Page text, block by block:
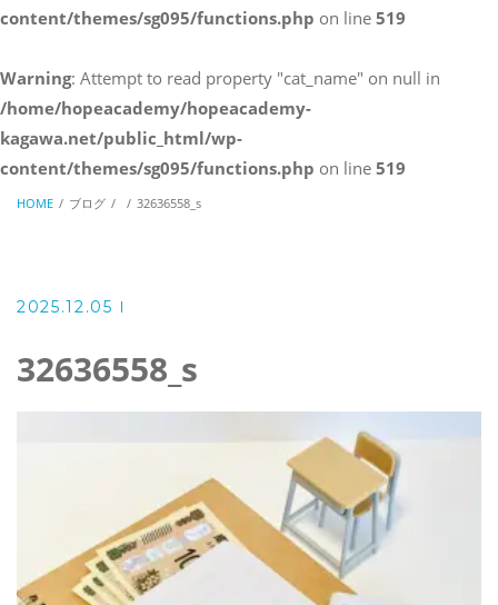
content/themes/sg095/functions.php on line 519
Warning: Attempt to read property "cat_name" on null in
/home/hopeacademy/hopeacademy-
kagawa.net/public_html/wp-
content/themes/sg095/functions.php on line 519
HOME ブログ 32636558_s
2025.12.05
32636558_s